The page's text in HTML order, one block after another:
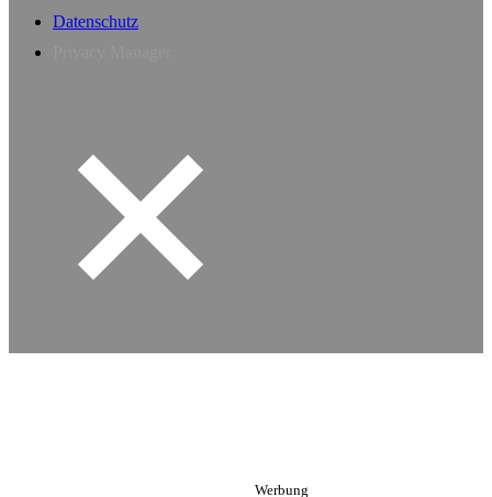
Datenschutz